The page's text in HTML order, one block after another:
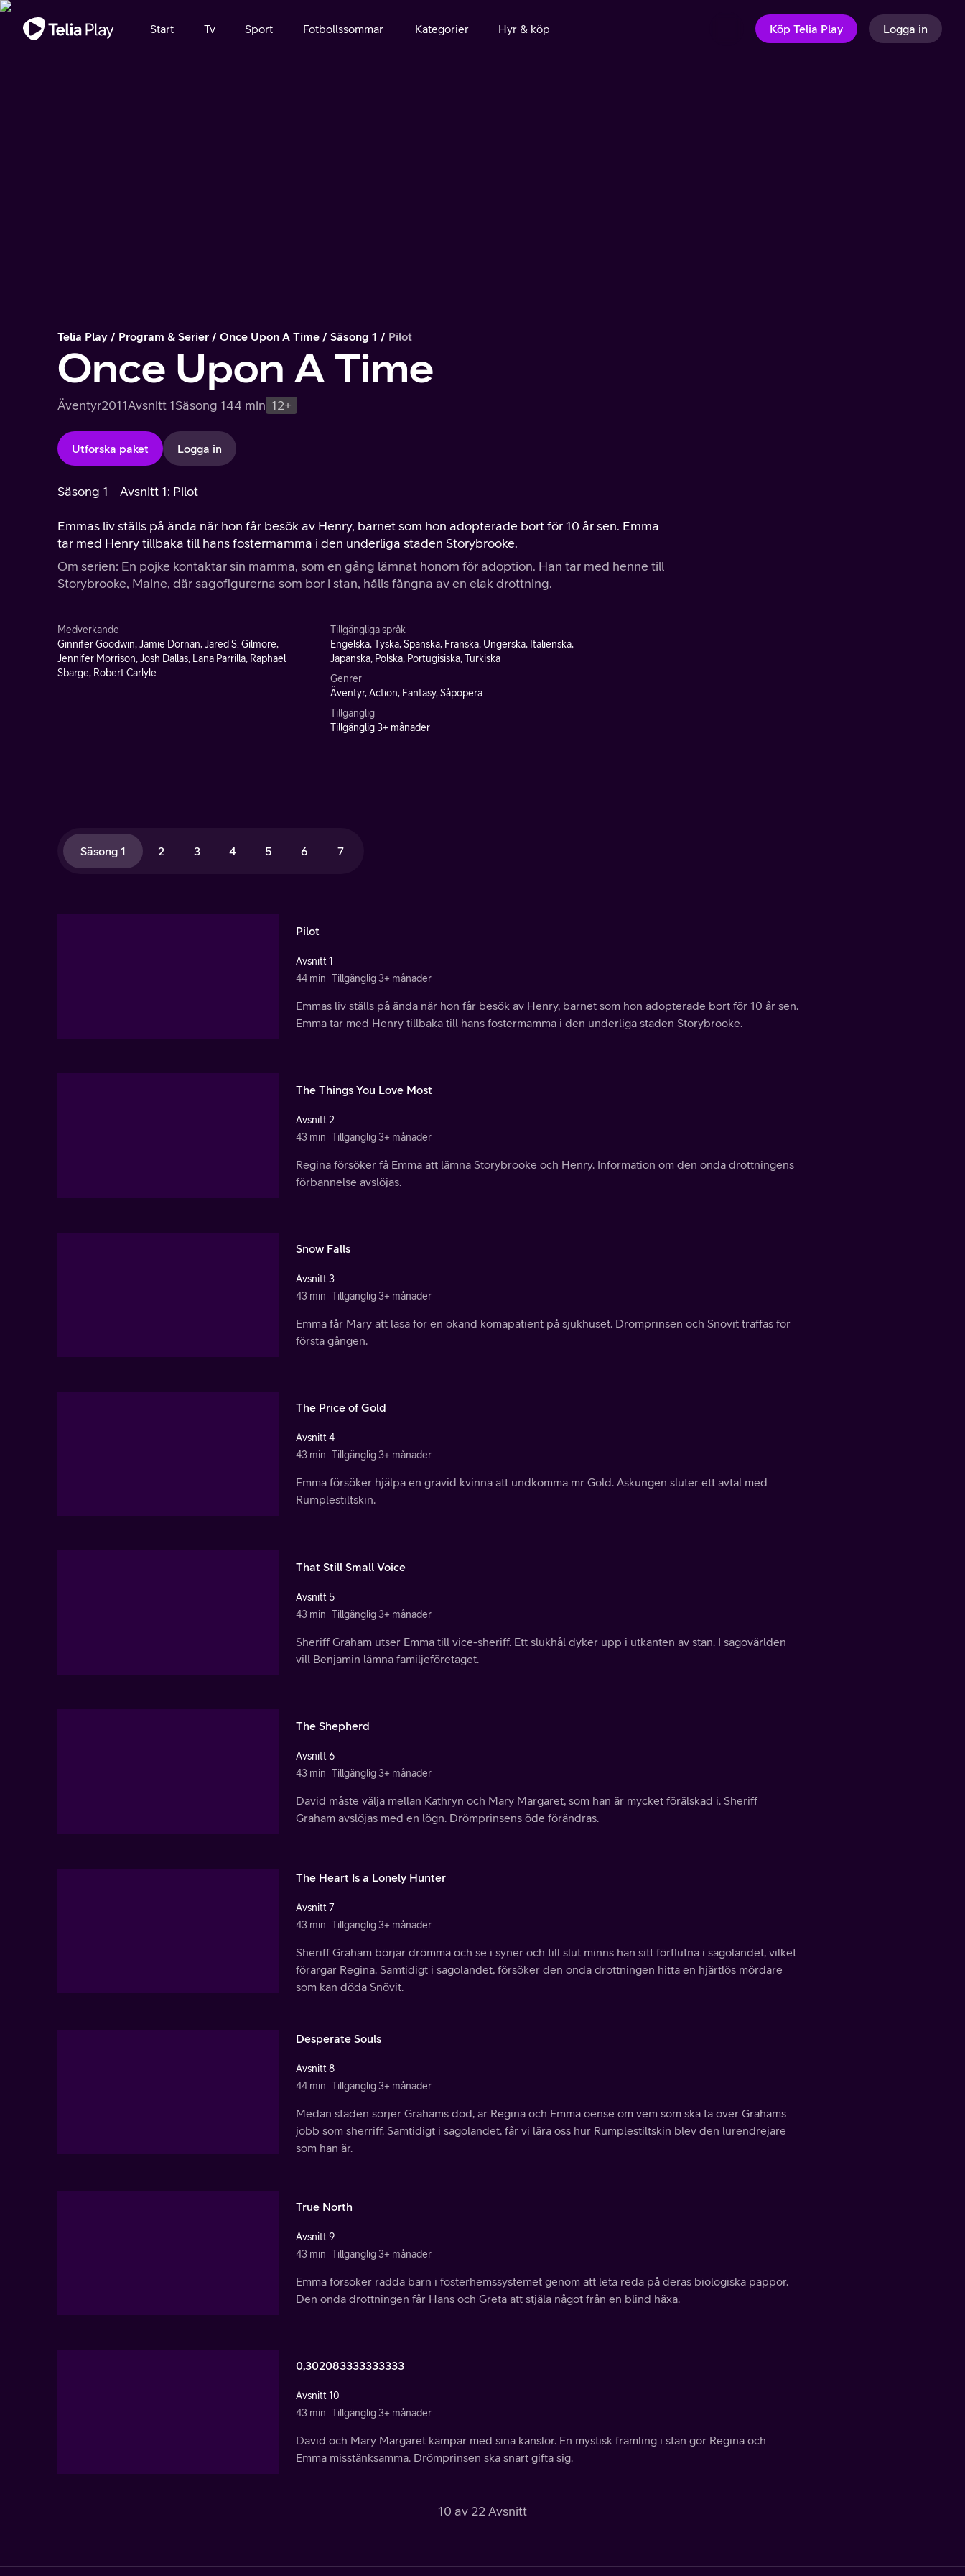
Viktigt meddelande
Start Tv Sport Fotbollssommar Kategorier Hyr & köp Köp Telia Play Logga in
Telia Play Program & Serier Once Upon A Time Säsong 1 Pilot
Once Upon A Time
Äventyr2011Avsnitt 1Säsong 144 min 12+
Utforska paket Logga in
Säsong 1 Avsnitt 1: Pilot
Emmas liv ställs på ända när hon får besök av Henry, barnet som hon adopterade bort för 10 år sen. Emma
tar med Henry tillbaka till hans fostermamma i den underliga staden Storybrooke.
Om serien: En pojke kontaktar sin mamma, som en gång lämnat honom för adoption. Han tar med henne till
Storybrooke, Maine, där sagofigurerna som bor i stan, hålls fångna av en elak drottning.
Medverkande
Ginnifer Goodwin, Jamie Dornan, Jared S. Gilmore,
Jennifer Morrison, Josh Dallas, Lana Parrilla, Raphael
Sbarge, Robert Carlyle
Tillgängliga språk
Engelska, Tyska, Spanska, Franska, Ungerska, Italienska,
Japanska, Polska, Portugisiska, Turkiska
Genrer
Äventyr, Action, Fantasy, Såpopera
Tillgänglig
Tillgänglig 3+ månader
Säsong 1 2 3 4 5 6 7
Pilot
Avsnitt 1
44 min Tillgänglig 3+ månader
Emmas liv ställs på ända när hon får besök av Henry, barnet som hon adopterade bort för 10 år sen.
Emma tar med Henry tillbaka till hans fostermamma i den underliga staden Storybrooke.
The Things You Love Most
Avsnitt 2
43 min Tillgänglig 3+ månader
Regina försöker få Emma att lämna Storybrooke och Henry. Information om den onda drottningens
förbannelse avslöjas.
Snow Falls
Avsnitt 3
43 min Tillgänglig 3+ månader
Emma får Mary att läsa för en okänd komapatient på sjukhuset. Drömprinsen och Snövit träffas för
första gången.
The Price of Gold
Avsnitt 4
43 min Tillgänglig 3+ månader
Emma försöker hjälpa en gravid kvinna att undkomma mr Gold. Askungen sluter ett avtal med
Rumplestiltskin.
That Still Small Voice
Avsnitt 5
43 min Tillgänglig 3+ månader
Sheriff Graham utser Emma till vice-sheriff. Ett slukhål dyker upp i utkanten av stan. I sagovärlden
vill Benjamin lämna familjeföretaget.
The Shepherd
Avsnitt 6
43 min Tillgänglig 3+ månader
David måste välja mellan Kathryn och Mary Margaret, som han är mycket förälskad i. Sheriff
Graham avslöjas med en lögn. Drömprinsens öde förändras.
The Heart Is a Lonely Hunter
Avsnitt 7
43 min Tillgänglig 3+ månader
Sheriff Graham börjar drömma och se i syner och till slut minns han sitt förflutna i sagolandet, vilket
förargar Regina. Samtidigt i sagolandet, försöker den onda drottningen hitta en hjärtlös mördare
som kan döda Snövit.
Desperate Souls
Avsnitt 8
44 min Tillgänglig 3+ månader
Medan staden sörjer Grahams död, är Regina och Emma oense om vem som ska ta över Grahams
jobb som sherriff. Samtidigt i sagolandet, får vi lära oss hur Rumplestiltskin blev den lurendrejare
som han är.
True North
Avsnitt 9
43 min Tillgänglig 3+ månader
Emma försöker rädda barn i fosterhemssystemet genom att leta reda på deras biologiska pappor.
Den onda drottningen får Hans och Greta att stjäla något från en blind häxa.
0,302083333333333
Avsnitt 10
43 min Tillgänglig 3+ månader
David och Mary Margaret kämpar med sina känslor. En mystisk främling i stan gör Regina och
Emma misstänksamma. Drömprinsen ska snart gifta sig.
10 av 22 Avsnitt